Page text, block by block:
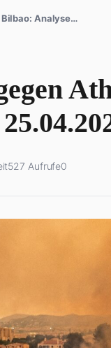
Analyse…
527 Aufrufe0